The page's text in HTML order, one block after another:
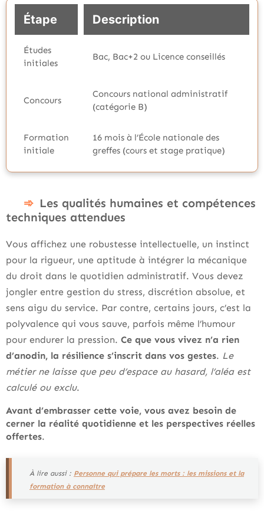
Étape Description
Études
initiales
Bac, Bac+2 ou Licence conseillés
Concours
Concours national administratif
(catégorie B)
Formation
initiale
16 mois à l’École nationale des
greffes (cours et stage pratique)
Les qualités humaines et compétences
techniques attendues
Vous affichez une robustesse intellectuelle, un instinct
pour la rigueur, une aptitude à intégrer la mécanique
du droit dans le quotidien administratif. Vous devez
jongler entre gestion du stress, discrétion absolue, et
sens aigu du service. Par contre, certains jours, c’est la
polyvalence qui vous sauve, parfois même l’humour
pour endurer la pression. Ce que vous vivez n’a rien
d’anodin, la résilience s’inscrit dans vos gestes. Le
métier ne laisse que peu d’espace au hasard, l’aléa est
calculé ou exclu.
Avant d’embrasser cette voie, vous avez besoin de
cerner la réalité quotidienne et les perspectives réelles
offertes.
À lire aussi : Personne qui prépare les morts : les missions et la
formation à connaître